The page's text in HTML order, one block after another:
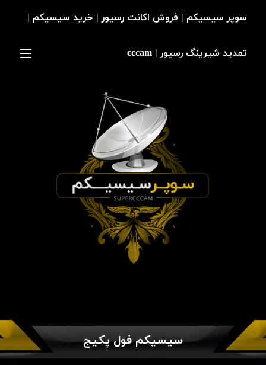
سیسیکم فول پکیج
سوپر سیسیکم | فروش اکانت رسیور | خرید سیسیکم |
تمدید شیرینگ رسیور | cccam